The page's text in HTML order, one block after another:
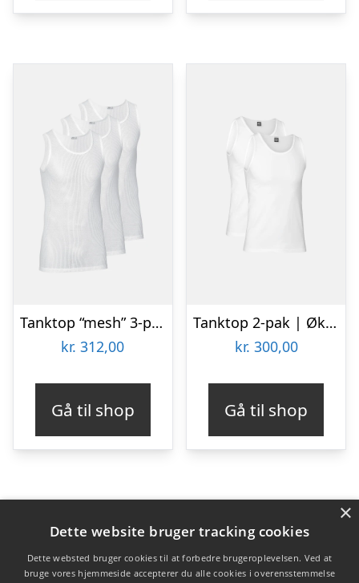
Tanktop “mesh” 3-pak | 100% bomuld | Hvid
kr. 312,00
Gå til shop
Tanktop 2-pak | Økologisk bomuld | Hvid
kr. 300,00
Gå til shop
Varekategorier
Produkter
×
Dette website bruger tracking cookies
Dette websted bruger cookies til at forbedre brugeroplevelsen. Ved at
bruge vores hjemmeside accepterer du alle cookies i overensstemmelse